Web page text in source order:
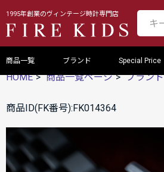
1995年創業のヴィンテージ時計専門店
商品一覧 ブランド Special Price
HOME 商品一覧ページ ブランド
商品ID(FK番号):FK014364